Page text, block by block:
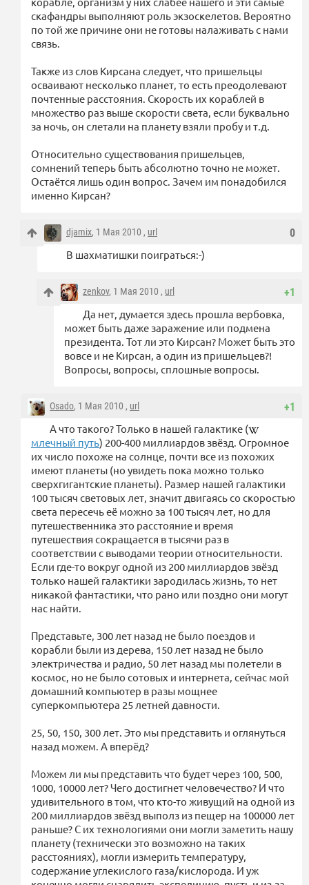
скафандры выполняют роль экзоскелетов. Вероятно
по той же причине они не готовы налаживать с нами
связь.
Также из слов Кирсана следует, что пришельцы
осваивают несколько планет, то есть преодолевают
почтенные расстояния. Скорость их кораблей в
множество раз выше скорости света, если буквально
за ночь, он слетали на планету взяли пробу и т.д.
Относительно существования пришельцев,
сомнений теперь быть абсолютно точно не может.
Остаётся лишь один вопрос. Зачем им понадобился
именно Кирсан?
0
djamix, 1 Мая 2010 , url
В шахматишки поиграться:-)
+1
zenkov, 1 Мая 2010 , url
Да нет, думается здесь прошла вербовка,
может быть даже заражение или подмена
президента. Тот ли это Кирсан? Может быть это
вовсе и не Кирсан, а один из пришельцев?!
Вопросы, вопросы, сплошные вопросы.
+1
Osado, 1 Мая 2010 , url
А что такого? Только в нашей галактике (
млечный путь) 200-400 миллиардов звёзд. Огромное
их число похоже на солнце, почти все из похожих
имеют планеты (но увидеть пока можно только
сверхгигантские планеты). Размер нашей галактики
100 тысяч световых лет, значит двигаясь со скоростью
света пересечь её можно за 100 тысяч лет, но для
путешественника это расстояние и время
путешествия сокращается в тысячи раз в
соответствии с выводами теории относительности.
Если где-то вокруг одной из 200 миллиардов звёзд
только нашей галактики зародилась жизнь, то нет
никакой фантастики, что рано или поздно они могут
нас найти.
Представьте, 300 лет назад не было поездов и
корабли были из дерева, 150 лет назад не было
электричества и радио, 50 лет назад мы полетели в
космос, но не было сотовых и интернета, сейчас мой
домашний компьютер в разы мощнее
суперкомпьютера 25 летней давности.
25, 50, 150, 300 лет. Это мы представить и оглянуться
назад можем. А вперёд?
Можем ли мы представить что будет через 100, 500,
1000, 10000 лет? Чего достигнет человечество? И что
удивительного в том, что кто-то живущий на одной из
200 миллиардов звёзд выполз из пещер на 100000 лет
раньше? С их технологиями они могли заметить нашу
планету (технически это возможно на таких
расстояниях), могли измерить температуру,
содержание углекислого газа/кислорода. И уж